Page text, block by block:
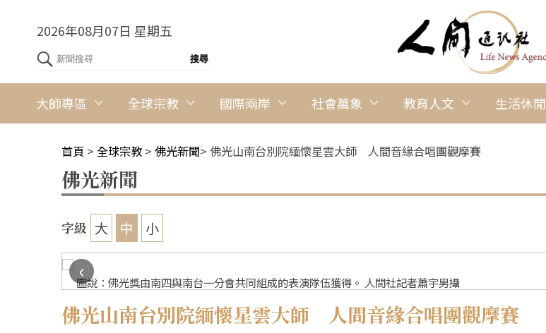
2026年08月07日 星期五
大師專區 全球宗教 國際兩岸 社會萬象 教育人文 生活休閒
首頁 > 全球宗教 > 佛光新聞> 佛光山南台別院緬懷星雲大師 人間音緣合唱團觀摩賽
佛光新聞
字級 大 中 小
圖說：佛光獎由南四與南台一分會共同組成的表演隊伍獲得。 人間社記者蕭宇男攝
‹
佛光山南台別院緬懷星雲大師 人間音緣合唱團觀摩賽